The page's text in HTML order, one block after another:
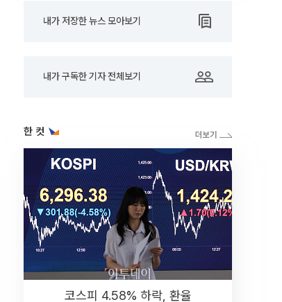
내가 저장한 뉴스 모아보기
내가 구독한 기자 전체보기
한 컷
코스피 4.58% 하락, 환율